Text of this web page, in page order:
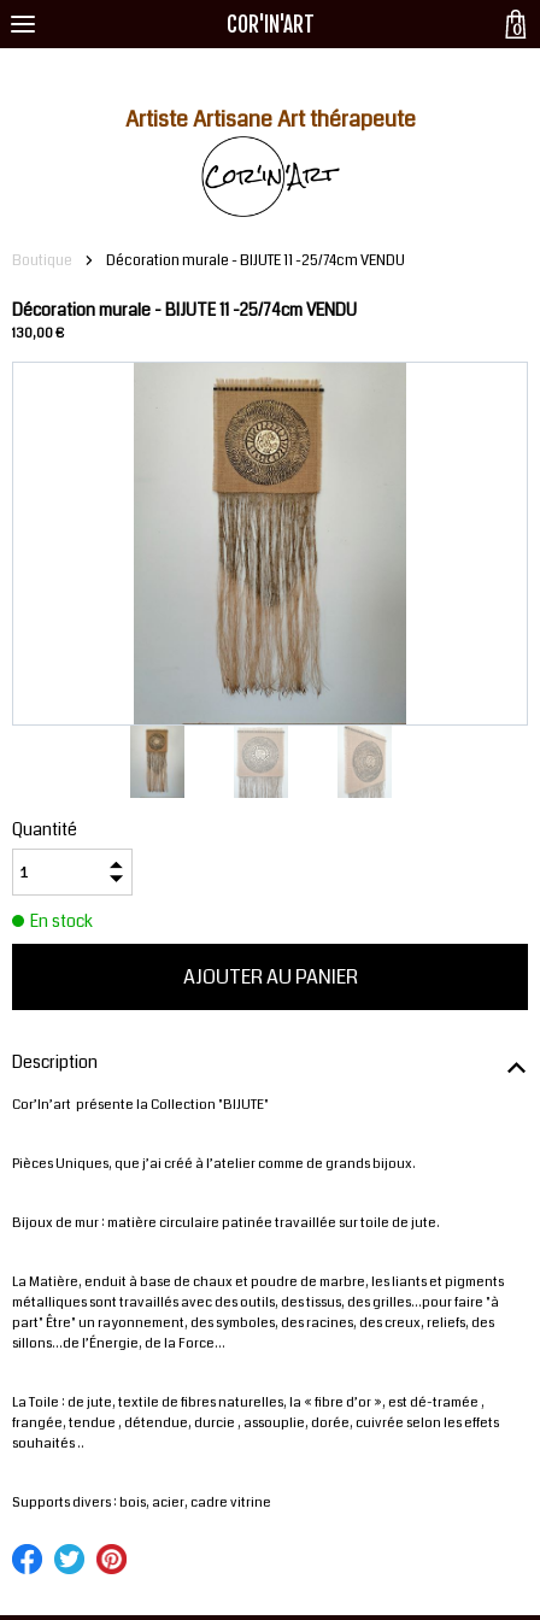
COR'IN'ART
Artiste Artisane Art thérapeute
Boutique Décoration murale - BIJUTE 11 -25/74cm VENDU
Décoration murale - BIJUTE 11 -25/74cm VENDU
130,00 €
Quantité
En stock
Description
Cor’In’art présente la Collection "BIJUTE"
Pièces Uniques, que j’ai créé à l’atelier comme de grands bijoux.
Bijoux de mur : matière circulaire patinée travaillée sur toile de jute.
La Matière, enduit à base de chaux et poudre de marbre, les liants et pigments
métalliques sont travaillés avec des outils, des tissus, des grilles...pour faire "à
part" Être" un rayonnement, des symboles, des racines, des creux, reliefs, des
sillons...de l’Énergie, de la Force...
La Toile : de jute, textile de fibres naturelles, la « fibre d’or », est dé-tramée ,
frangée, tendue , détendue, durcie , assouplie, dorée, cuivrée selon les effets
souhaités ..
Supports divers : bois, acier, cadre vitrine
0